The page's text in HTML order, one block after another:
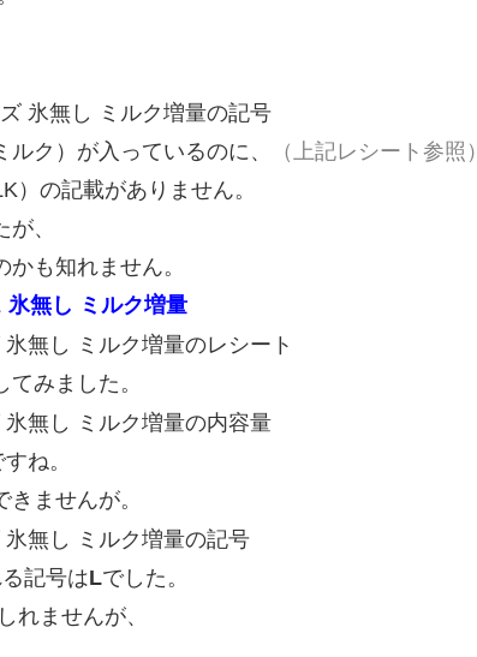
ク）が入っているのに、
（上記レシート参照）
）の記載がありません。
、
も知れません。
氷無し ミルク増量
みました。
ね。
ませんが。
記号はLでした。
れませんが、